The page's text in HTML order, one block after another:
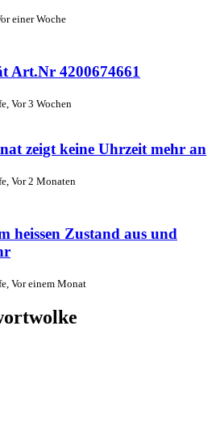
einer Woche
Art.Nr 4200674661
Vor 3 Wochen
zeigt keine Uhrzeit mehr an
Vor 2 Monaten
heissen Zustand aus und
Vor einem Monat